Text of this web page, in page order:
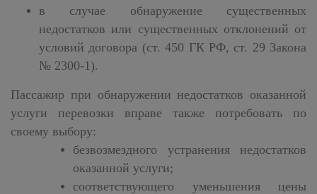
в случае обнаружение существенных
недостатков или существенных отклонений от
условий договора (ст. 450 ГК РФ, ст. 29 Закона
№ 2300-1).
Пассажир при обнаружении недостатков оказанной
услуги перевозки вправе также потребовать по
своему выбору:
безвозмездного устранения недостатков
оказанной услуги;
соответствующего уменьшения цены